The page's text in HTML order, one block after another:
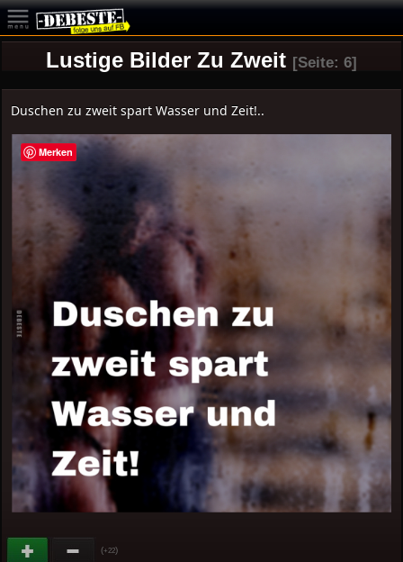
Lustige Bilder Zu Zweit [Seite: 6]
Duschen zu zweit spart Wasser und Zeit!..
(+22)
Merken